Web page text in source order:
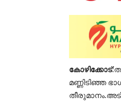
കോഴിക്കോട്
മണ്ണിടിഞ്ഞ